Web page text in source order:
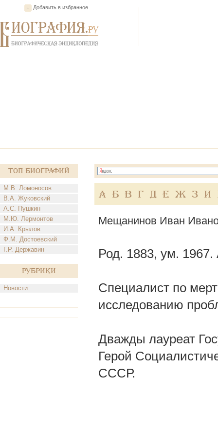
Добавить в избранное
Топ Биографий
М.В. Ломоносов
В.А. Жуковский
А.С. Пушкин
М.Ю. Лермонтов
И.А. Крылов
Ф.М. Достоевский
Г.Р. Державин
Рубрики
Новости
А Б В Г Д Е Ж З И
Мещанинов Иван
Род. 1883, ум. 1967.
Специалист по
исследованию
Дважды лауреат
Герой
СССР.